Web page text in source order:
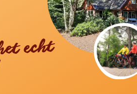
echt